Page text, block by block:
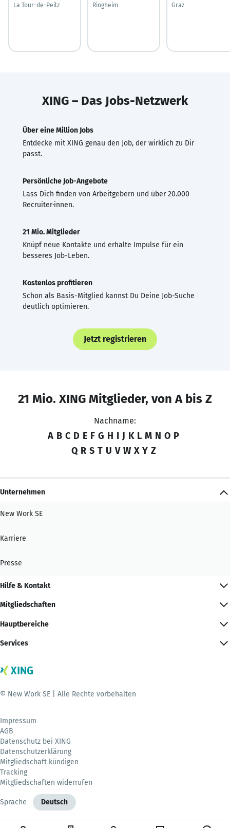
La Tour-de-Peilz
Ringheim
Graz
XING – Das Jobs-Netzwerk
Über eine Million Jobs
Entdecke mit XING genau den Job, der wirklich zu Dir
passt.
Persönliche Job-Angebote
Lass Dich finden von Arbeitgebern und über 20.000
Recruiter·innen.
21 Mio. Mitglieder
Knüpf neue Kontakte und erhalte Impulse für ein
besseres Job-Leben.
Kostenlos profitieren
Schon als Basis-Mitglied kannst Du Deine Job-Suche
deutlich optimieren.
Jetzt registrieren
21 Mio. XING Mitglieder, von A bis Z
Nachname:
A B C D E F G H I J K L M N O P
Q R S T U V W X Y Z
Unternehmen
New Work SE
Karriere
Presse
Hilfe & Kontakt
Mitgliedschaften
Hauptbereiche
Services
© New Work SE | Alle Rechte vorbehalten
Impressum
AGB
Datenschutz bei XING
Datenschutzerklärung
Mitgliedschaft kündigen
Tracking
Mitgliedschaften widerrufen
Sprache Deutsch